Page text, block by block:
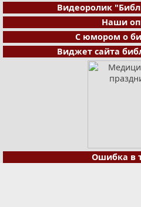
Видеоролик
Наши
С юмором о
Виджет сайта
Ошибка в